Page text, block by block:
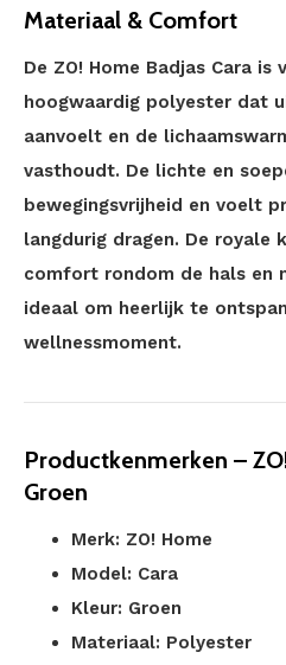
Materiaal & Comfort
De ZO! Home Badjas Cara is
hoogwaardig polyester dat
aanvoelt en de
vasthoudt. De lichte en
bewegingsvrijheid en voelt
langdurig dragen. De royale
comfort rondom de hals en
ideaal om heerlijk te
wellnessmoment.
Productkenmerken –
Groen
Merk: ZO! Home
Model: Cara
Kleur: Groen
Materiaal: Polyester